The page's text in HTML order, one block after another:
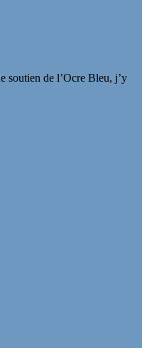
soutien de l’Ocre Bleu, j’y